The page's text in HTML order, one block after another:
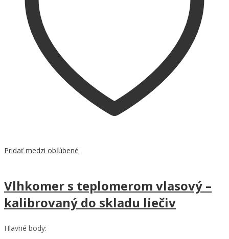
Pridať medzi obľúbené
Vlhkomer s teplomerom vlasový –
kalibrovaný do skladu liečiv
Hlavné body: